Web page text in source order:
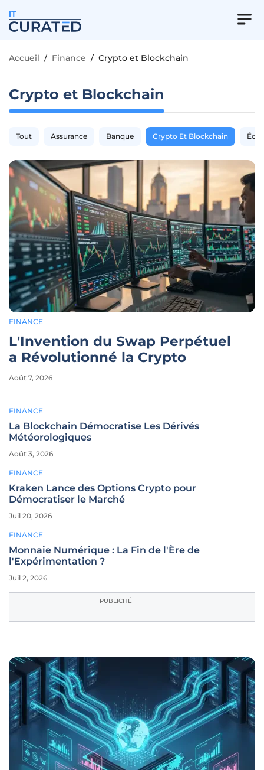
IT
Accueil / Finance / Crypto et Blockchain
Crypto et Blockchain
Tout Assurance Banque Crypto Et Blockchain
FINANCE
L'Invention du Swap Perpétuel
a Révolutionné la Crypto
Août 7, 2026
FINANCE
La Blockchain Démocratise Les Dérivés
Météorologiques
Août 3, 2026
FINANCE
Kraken Lance des Options Crypto pour
Démocratiser le Marché
Juil 20, 2026
FINANCE
Monnaie Numérique : La Fin de l'Ère de
l'Expérimentation ?
Juil 2, 2026
PUBLICITÉ